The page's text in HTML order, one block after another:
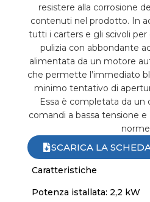
resistere alla corrosione
contenuti nel prodotto. In
tutti i carters e gli scivoli
pulizia con abbondante
alimentata da un motore
che permette l’immediato
minimo tentativo di
Essa è completata da un
comandi a bassa tensione
SCARICA LA
Caratteristiche
Potenza istallata: 2,2 kW